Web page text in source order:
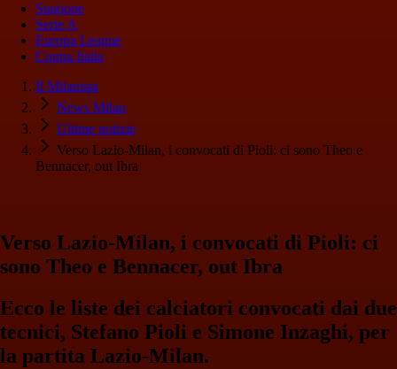
Stagione
Serie A
Europa League
Coppa Italia
Il Milanista
News Milan
Ultime notizie
Verso Lazio-Milan, i convocati di Pioli: ci sono Theo e
Bennacer, out Ibra
Verso Lazio-Milan, i convocati di Pioli: ci
sono Theo e Bennacer, out Ibra
Ecco le liste dei calciatori convocati dai due
tecnici, Stefano Pioli e Simone Inzaghi, per
la partita Lazio-Milan.